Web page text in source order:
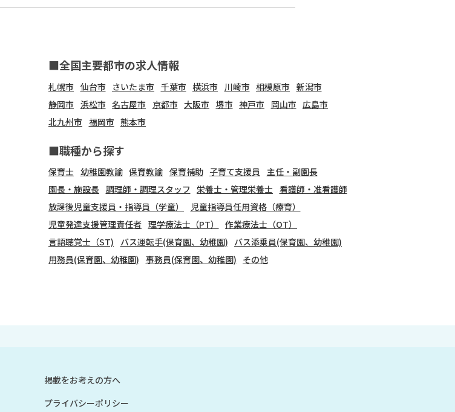
■全国主要都市の求人情報
札幌市 仙台市 さいたま市 千葉市 横浜市 川崎市 相模原市 新潟市
静岡市 浜松市 名古屋市 京都市 大阪市 堺市 神戸市 岡山市 広島市
北九州市 福岡市 熊本市
■職種から探す
保育士 幼稚園教諭 保育教諭 保育補助 子育て支援員
主任・副園長
園長・施設長 調理師・調理スタッフ 栄養士・管理栄養士 看護師・准看護師
放課後児童支援員・指導員（学童）
児童指導員任用資格（療育）
児童発達支援管理責任者 理学療法士（PT）
作業療法士（OT）
言語聴覚士（ST)
バス運転手(保育園、幼稚園) バス添乗員(保育園、幼稚園)
用務員(保育園、幼稚園) 事務員(保育園、幼稚園) その他
掲載をお考えの方へ
プライバシーポリシー